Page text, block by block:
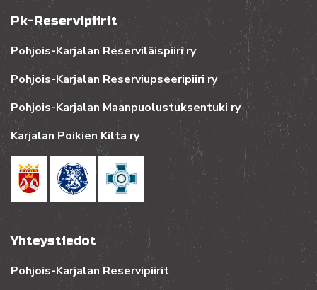
Pk-Reservipiirit
Pohjois-Karjalan Reserviläispiiri ry
Pohjois-Karjalan Reserviupseeripiiri ry
Pohjois-Karjalan Maanpuolustuksentuki ry
Karjalan Poikien Kilta ry
Yhteystiedot
Pohjois-Karjalan Reservipiirit